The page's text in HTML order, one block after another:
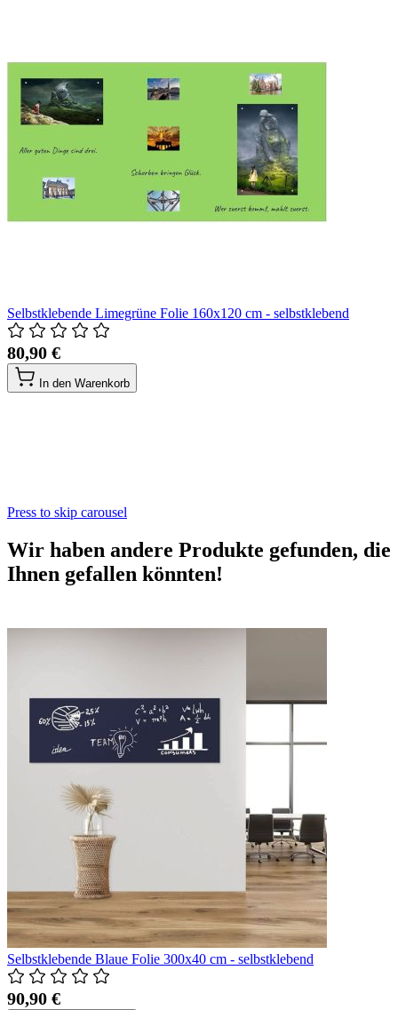
Selbstklebende Limegrüne Folie 160x120 cm - selbstklebend
80,90 €
In den Warenkorb
Press to skip carousel
Wir haben andere Produkte gefunden, die
Ihnen gefallen könnten!
Selbstklebende Blaue Folie 300x40 cm - selbstklebend
90,90 €